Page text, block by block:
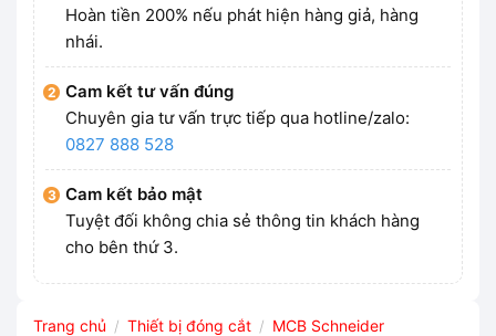
Hoàn tiền 200% nếu phát hiện hàng giả, hàng
nhái.
Cam kết tư vấn đúng
Chuyên gia tư vấn trực tiếp qua hotline/zalo:
0827 888 528
Cam kết bảo mật
Tuyệt đối không chia sẻ thông tin khách hàng
cho bên thứ 3.
Trang chủ / Thiết bị đóng cắt / MCB Schneider